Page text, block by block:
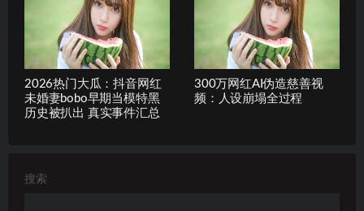
2026热门大瓜：抖音网红
未婚妻bobo早期当模特黑
历史被扒出 真实事件汇总
300万网红AI伪造慈善视
频：人设崩塌全过程
搜索